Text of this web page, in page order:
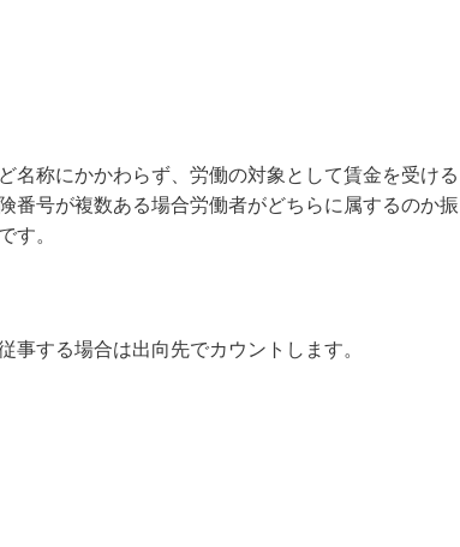
名称にかかわらず、労働の対象として賃金を受ける
番号が複数ある場合労働者がどちらに属するのか振
す。
事する場合は出向先でカウントします。